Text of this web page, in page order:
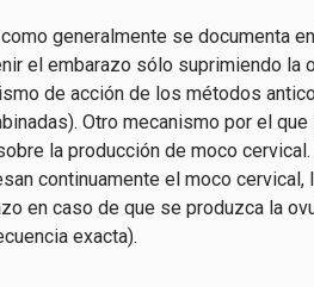
generalmente se documenta
el embarazo sólo suprimiendo la
de acción de los métodos
Otro mecanismo por el
la producción de moco cervical.
continuamente el moco cervical,
en caso de que se produzca la
exacta).